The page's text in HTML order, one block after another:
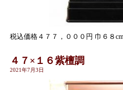
税込価格４７７，０００円 巾６８
４７×１６紫檀調
2021年7月3日